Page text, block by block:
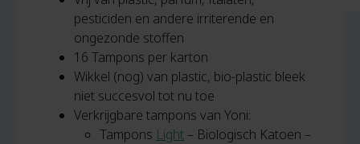
pesticiden en andere irriterende en
ongezonde stoffen
16 Tampons per karton
Wikkel (nog) van plastic, bio-plastic bleek
niet succesvol tot nu toe
Verkrijgbare tampons van Yoni:
Tampons Light – Biologisch Katoen –